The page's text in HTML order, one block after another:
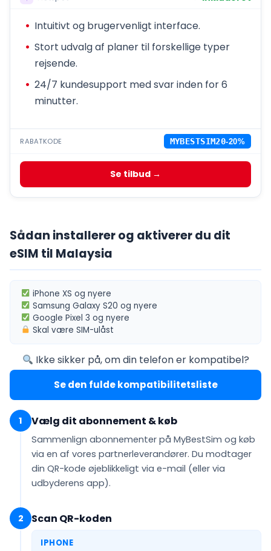
Intuitivt og brugervenligt interface.
Stort udvalg af planer til forskellige typer
rejsende.
24/7 kundesupport med svar inden for 6
minutter.
RABATKODE MYBESTSIM20-20%
Se tilbud →
Sådan installerer og aktiverer du dit
eSIM til Malaysia
iPhone XS og nyere
Samsung Galaxy S20 og nyere
Google Pixel 3 og nyere
Skal væreSIM-ulåst
Ikke sikker på, om din telefon er kompatibel?
Se den fulde kompatibilitetsliste
1 Vælg dit abonnement & køb
Sammenlign abonnementer på MyBestSim og køb
via en af vores partnerleverandører. Du modtager
din QR-kode øjeblikkeligt via e-mail (eller via
udbyderens app).
2 Scan QR-koden
IPHONE